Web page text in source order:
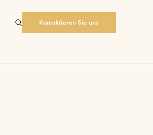
Kontaktieren Sie uns